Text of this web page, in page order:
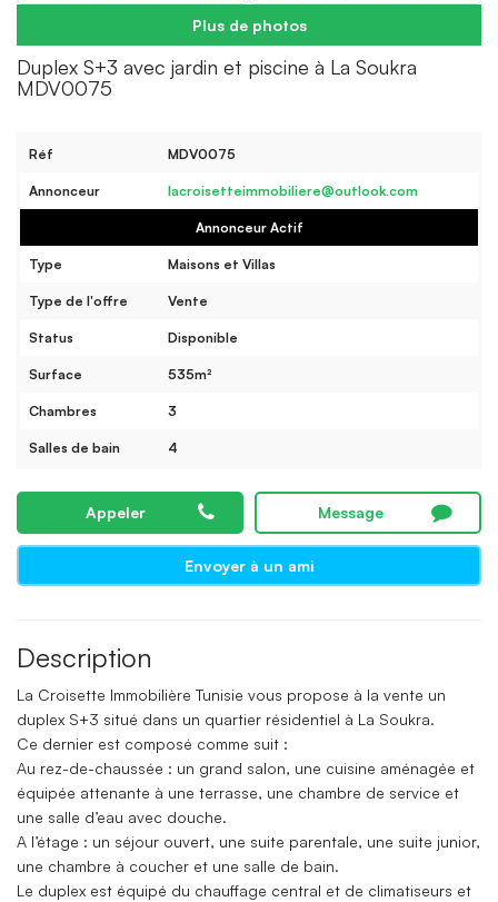
Plus de photos
Duplex S+3 avec jardin et piscine à La Soukra
MDV0075
Réf MDV0075
Annonceur lacroisetteimmobiliere@outlook.com
Annonceur Actif
Type Maisons et Villas
Type de l'offre Vente
Status Disponible
Surface 535m²
Chambres 3
Salles de bain 4
Appeler Message
Envoyer à un ami
Description
La Croisette Immobilière Tunisie vous propose à la vente un
duplex S+3 situé dans un quartier résidentiel à La Soukra.
Ce dernier est composé comme suit :
Au rez-de-chaussée : un grand salon, une cuisine aménagée et
équipée attenante à une terrasse, une chambre de service et
une salle d’eau avec douche.
A l’étage : un séjour ouvert, une suite parentale, une suite junior,
une chambre à coucher et une salle de bain.
Le duplex est équipé du chauffage central et de climatiseurs et